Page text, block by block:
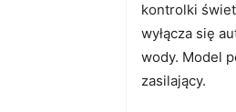
kontrolki
wyłącza się
wody. Model
zasilający.